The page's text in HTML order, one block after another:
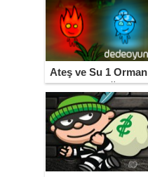
Ateş ve Su 1 Orman
Tapınağı